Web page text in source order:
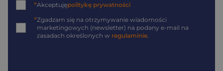
*Akceptujępolitykę prywatności
*Zgadzam się na otrzymywanie wiadomości
marketingowych (newsletter) na podany e-mail na
zasadach określonych w regulaminie.